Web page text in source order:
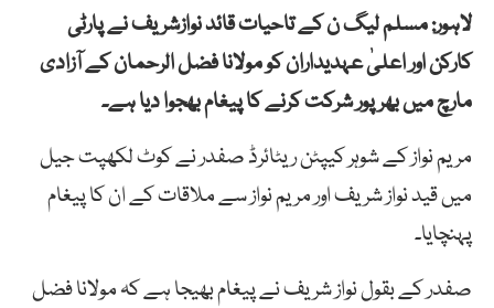
لاہور: مسلم لیگ ن کے تاحیات قائد نوازشریف نے پارٹی
کارکن اور اعلیٰ عہدیداران کو مولانا فضل الرحمان کے آزادی
مارچ میں بھرپور شرکت کرنے کا پیغام بھجوا دیا ہے۔
مریم نواز کے شوہر کیپٹن ریٹائرڈ صفدر نے کوٹ لکھپت جیل
میں قید نواز شریف اور مریم نواز سے ملاقات کے ان کا پیغام
پہنچایا۔
صفدر کے بقول نواز شریف نے پیغام بھیجا ہے کہ مولانا فضل